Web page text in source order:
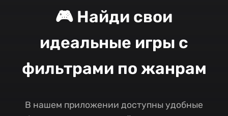
🎮 Найди свои
идеальные игры с
фильтрами по жанрам
В нашем приложении доступны удобные